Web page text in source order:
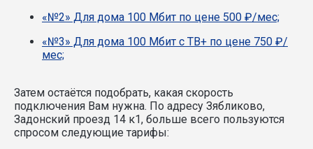
«№2» Для дома 100 Мбит по цене 500 ₽/мес;
«№3» Для дома 100 Мбит с ТВ+ по цене 750 ₽/
мес;
Затем остаётся подобрать, какая скорость
подключения Вам нужна. По адресу Зябликово,
Задонский проезд 14 к1, больше всего пользуются
спросом следующие тарифы: